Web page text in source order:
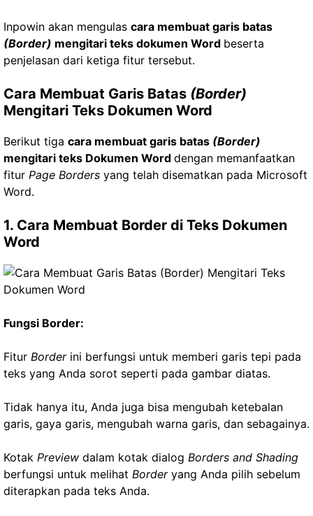
Inpowin akan mengulas cara membuat garis batas
(Border) mengitari teks dokumen Word beserta
penjelasan dari ketiga fitur tersebut.
Cara Membuat Garis Batas (Border)
Mengitari Teks Dokumen Word
Berikut tiga cara membuat garis batas (Border)
mengitari teks Dokumen Word dengan memanfaatkan
fitur Page Borders yang telah disematkan pada Microsoft
Word.
1. Cara Membuat Border di Teks Dokumen
Word
Fungsi Border:
Fitur Borderini berfungsi untuk memberi garis tepi pada
teks yang Anda sorot seperti pada gambar diatas.
Tidak hanya itu, Anda juga bisa mengubah ketebalan
garis, gaya garis, mengubah warna garis, dan sebagainya.
Kotak Preview dalam kotak dialog Borders and Shading
berfungsi untuk melihat Borderyang Anda pilih sebelum
diterapkan pada teks Anda.